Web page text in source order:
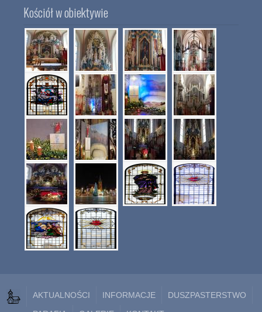
Kościół w obiektywie
AKTUALNOŚCI INFORMACJE
DUSZPASTERSTWO